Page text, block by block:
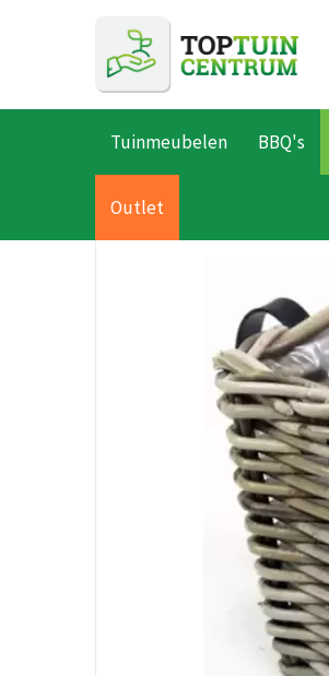
Home Producten
Tuinmeubelen BBQ's
Outlet